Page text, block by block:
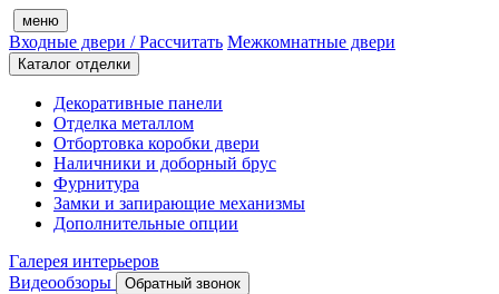
меню
Входные двери / Рассчитать Межкомнатные двери
Каталог отделки
Декоративные панели
Отделка металлом
Отбортовка коробки двери
Наличники и доборный брус
Фурнитура
Замки и запирающие механизмы
Дополнительные опции
Галерея интерьеров
Видеообзоры
Обратный звонок